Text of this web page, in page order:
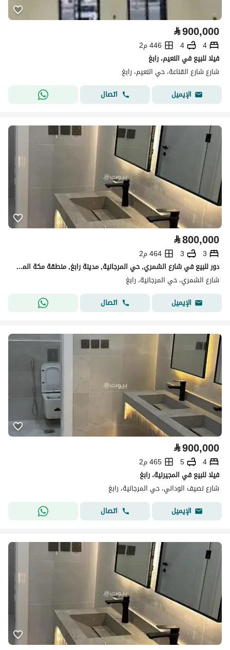
⃁900,000
4
4
446 م2
فيلا للبيع في النعيم، رابغ
شارع شارع القناعة، حي النعيم، رابغ
الإيميل
اتصال
⃁800,000
3
3
464 م2
دور للبيع في شارع الشمري, حي المرجانية, مدينة رابغ, منطقة مكة المكرمة
شارع الشمري، حي المرجانية، رابغ
الإيميل
اتصال
⃁900,000
4
5
465 م2
فيلا للبيع في المجيرنية، رابغ
شارع نصيف الوداني، حي المرجانية، رابغ
الإيميل
اتصال